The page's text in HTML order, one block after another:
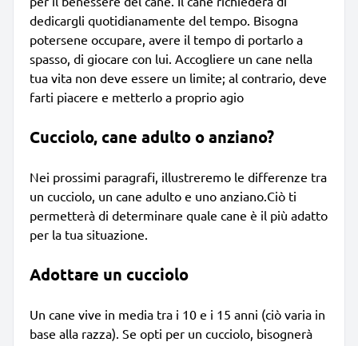
dedicargli quotidianamente del tempo. Bisogna
potersene occupare, avere il tempo di portarlo a
spasso, di giocare con lui. Accogliere un cane nella
tua vita non deve essere un limite; al contrario, deve
farti piacere e metterlo a proprio agio
Cucciolo, cane adulto o anziano?
Nei prossimi paragrafi, illustreremo le differenze tra
un cucciolo, un cane adulto e uno anziano.Ciò ti
permetterà di determinare quale cane è il più adatto
per la tua situazione.
Adottare un cucciolo
Un cane vive in media tra i 10 e i 15 anni (ciò varia in
base alla razza). Se opti per un cucciolo, bisognerà